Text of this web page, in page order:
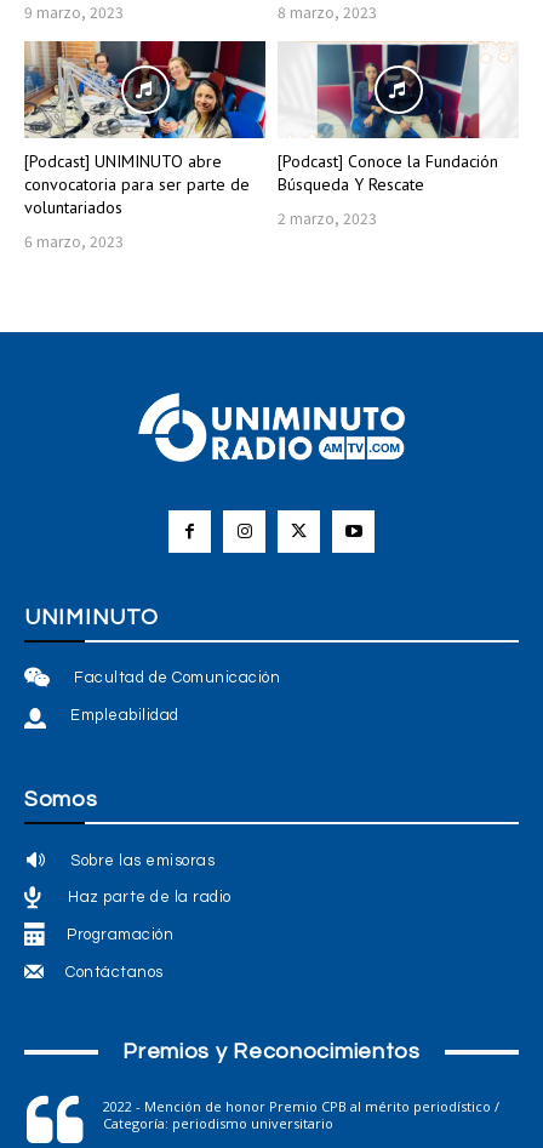
9 marzo, 2023 8 marzo, 2023
[Podcast] UNIMINUTO abre
convocatoria para ser parte de
voluntariados
6 marzo, 2023
[Podcast] Conoce la Fundación
Búsqueda Y Rescate
2 marzo, 2023
UNIMINUTO
Facultad de Comunicación
Empleabilidad
Somos
Sobre las emisoras
Haz parte de la radio
Programación
Contáctanos
Premios y Reconocimientos
2022 - Mención de honor Premio CPB al mérito periodístico /
Categoría: periodismo universitario